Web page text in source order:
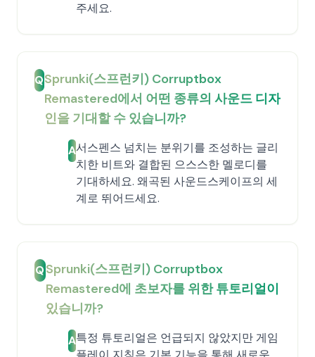
주세요.
QSprunki(스프런키) Corruptbox
Remastered에서 어떤 종류의 사운드 디자
인을 기대할 수 있습니까?
A서스펜스 넘치는 분위기를 조성하는 글리
치한 비트와 결합된 으스스한 멜로디를
기대하세요. 왜곡된 사운드스케이프의 세
계로 뛰어드세요.
QSprunki(스프런키) Corruptbox
Remastered에 초보자를 위한 튜토리얼이
있습니까?
A특정 튜토리얼은 언급되지 않았지만 게임